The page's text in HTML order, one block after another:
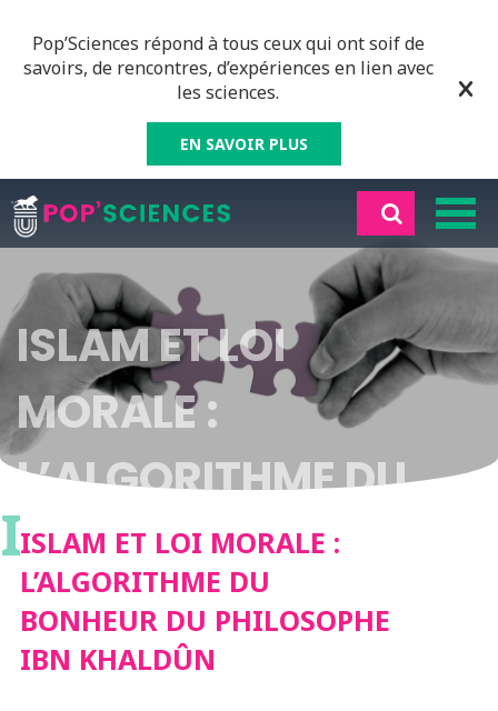
Pop’Sciences répond à tous ceux qui ont soif de
savoirs, de rencontres, d’expériences en lien avec
les sciences.
EN SAVOIR PLUS
ISLAM ET LOI
MORALE :
L’ALGORITHME DU
BONHEUR DU
PHILOSOPHE IBN
KHALDÛN
IISLAM ET LOI MORALE :
L’ALGORITHME DU
BONHEUR DU PHILOSOPHE
IBN KHALDÛN